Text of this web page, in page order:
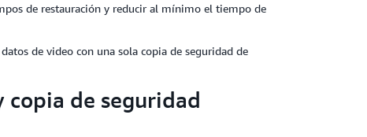
de restauración y reducir al mínimo el tiempo de
de video con una sola copia de seguridad de
copia de seguridad